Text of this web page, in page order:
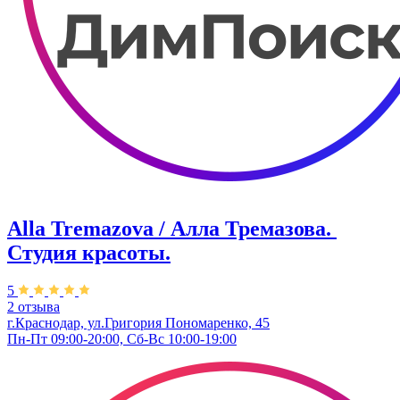
Alla Tremazova / Алла Тремазова. ​
Студия красоты.
5
2 отзыва
г.Краснодар, ул.​Григория Пономаренко, 45
Пн-Пт 09:00-20:00, Сб-Вс 10:00-19:00